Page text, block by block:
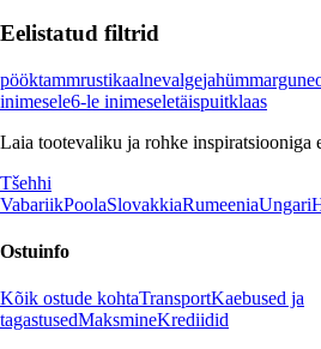
Eelistatud filtrid
pööktammrustikaalnevalgejahümmargune
inimesele6-le inimeseletäispuitklaas
Laia tootevaliku ja rohke inspiratsiooniga
Tšehhi
VabariikPoolaSlovakkiaRumeeniaUngari
Ostuinfo
Kõik ostude kohtaTransportKaebused ja
tagastusedMaksmineKrediidid